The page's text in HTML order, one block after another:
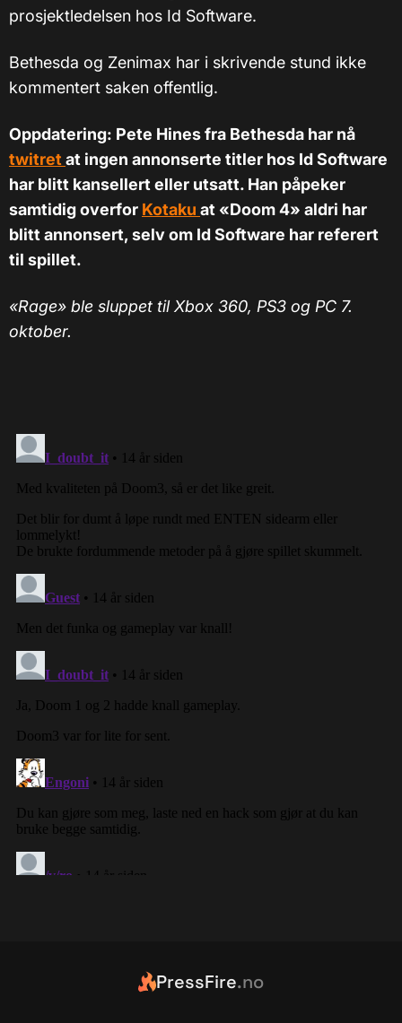
prosjektledelsen hos Id Software.
Bethesda og Zenimax har i skrivende stund ikke
kommentert saken offentlig.
Oppdatering: Pete Hines fra Bethesda har nå
twitretat ingen annonserte titler hos Id Software
har blitt kansellert eller utsatt. Han påpeker
samtidig overfor Kotaku at «Doom 4» aldri har
blitt annonsert, selv om Id Software har referert
til spillet.
«Rage» ble sluppet til Xbox 360, PS3 og PC 7.
oktober.
PressFire.no